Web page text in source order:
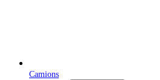
Camions